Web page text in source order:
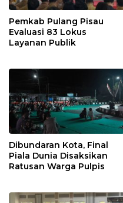
Pemkab Pulang Pisau
Evaluasi 83 Lokus
Layanan Publik
Dibundaran Kota, Final
Piala Dunia Disaksikan
Ratusan Warga Pulpis